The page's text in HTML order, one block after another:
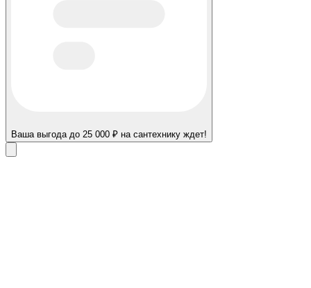
Ваша выгода до 25 000 ₽ на сантехнику ждет!